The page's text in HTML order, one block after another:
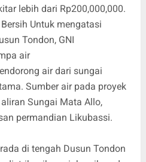
lebih dari Rp200,000,000.
Untuk mengatasi
Tondon, GNI
air
air dari sungai
Sumber air pada proyek
Sungai Mata Allo,
permandian Likubassi.
di tengah Dusun Tondon